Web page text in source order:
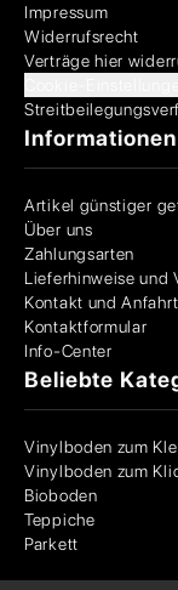
Impressum
Widerrufsrecht
Verträge hier
Artikel günstiger
Über uns
Zahlungsarten
Lieferhinweise und
Kontakt und Anfahrt
Kontaktformular
Info-Center
Beliebte
Vinylboden zum
Vinylboden zum
Bioboden
Teppiche
Parkett